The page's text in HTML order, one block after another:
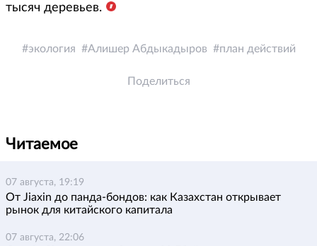
тысяч деревьев.
экология Алишер Абдыкадыров план действий
Поделиться
Читаемое
07 августа, 19:19
От Jiaxin до панда-бондов: как Казахстан открывает
рынок для китайского капитала
07 августа, 22:06